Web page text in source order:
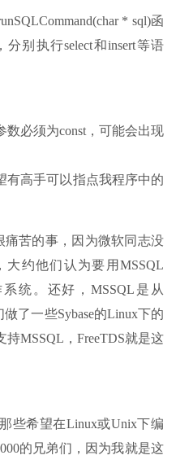
* sql)函
别执行select和insert等语
必须为const，可能会出现
有高手可以指点我程序中的
痛苦的事，因为微软同志没
约他们认为要用MSSQL
统。还好，MSSQL是从
了一些Sybase的Linux下的
MSSQL，FreeTDS就是这
些希望在Linux或Unix下编
的兄弟们，因为我就是这